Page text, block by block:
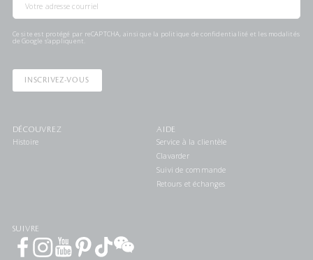
Ce site est protégé par reCAPTCHA, ainsi que la politique de confidentialité et les modalités
de Google s'appliquent.
INSCRIVEZ-VOUS
DÉCOUVREZ
Histoire
AIDE
Service à la clientèle
Clavarder
Suivi de commande
Retours et échanges
SUIVRE